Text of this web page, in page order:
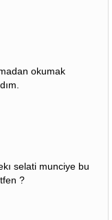
okumak
selati munciye bu
?